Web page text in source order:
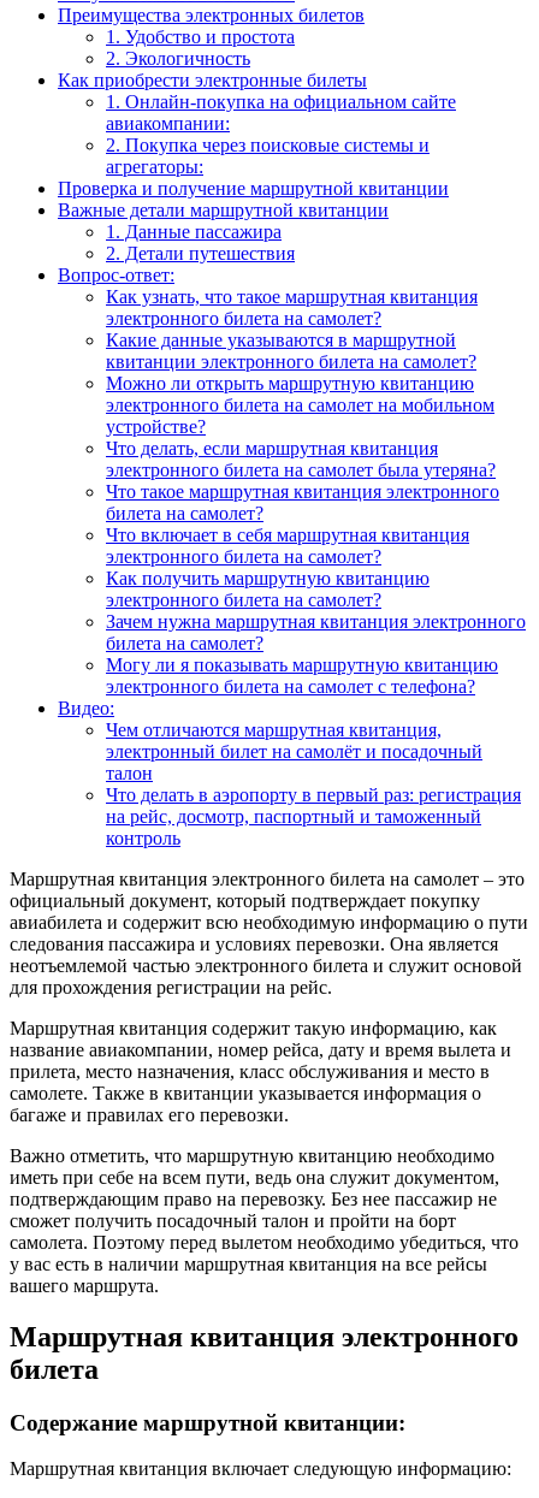
Преимущества электронных билетов
1. Удобство и простота
2. Экологичность
Как приобрести электронные билеты
1. Онлайн-покупка на официальном сайте
авиакомпании:
2. Покупка через поисковые системы и
агрегаторы:
Проверка и получение маршрутной квитанции
Важные детали маршрутной квитанции
1. Данные пассажира
2. Детали путешествия
Вопрос-ответ:
Как узнать, что такое маршрутная квитанция
электронного билета на самолет?
Какие данные указываются в маршрутной
квитанции электронного билета на самолет?
Можно ли открыть маршрутную квитанцию
электронного билета на самолет на мобильном
устройстве?
Что делать, если маршрутная квитанция
электронного билета на самолет была утеряна?
Что такое маршрутная квитанция электронного
билета на самолет?
Что включает в себя маршрутная квитанция
электронного билета на самолет?
Как получить маршрутную квитанцию
электронного билета на самолет?
Зачем нужна маршрутная квитанция электронного
билета на самолет?
Могу ли я показывать маршрутную квитанцию
электронного билета на самолет с телефона?
Видео:
Чем отличаются маршрутная квитанция,
электронный билет на самолёт и посадочный
талон
Что делать в аэропорту в первый раз: регистрация
на рейс, досмотр, паспортный и таможенный
контроль
Маршрутная квитанция электронного билета на самолет – это
официальный документ, который подтверждает покупку
авиабилета и содержит всю необходимую информацию о пути
следования пассажира и условиях перевозки. Она является
неотъемлемой частью электронного билета и служит основой
для прохождения регистрации на рейс.
Маршрутная квитанция содержит такую информацию, как
название авиакомпании, номер рейса, дату и время вылета и
прилета, место назначения, класс обслуживания и место в
самолете. Также в квитанции указывается информация о
багаже и правилах его перевозки.
Важно отметить, что маршрутную квитанцию необходимо
иметь при себе на всем пути, ведь она служит документом,
подтверждающим право на перевозку. Без нее пассажир не
сможет получить посадочный талон и пройти на борт
самолета. Поэтому перед вылетом необходимо убедиться, что
у вас есть в наличии маршрутная квитанция на все рейсы
вашего маршрута.
Маршрутная квитанция электронного
билета
Содержание маршрутной квитанции:
Маршрутная квитанция включает следующую информацию: